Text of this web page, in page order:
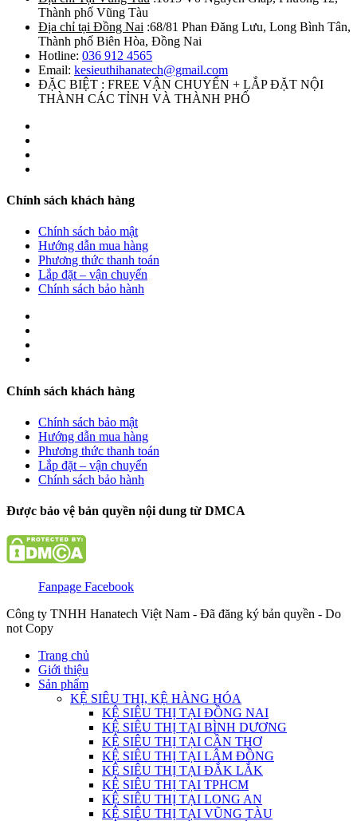
Thành phố Vũng Tàu
Địa chỉ tại Đồng Nai :68/81 Phan Đăng Lưu, Long Bình Tân,
Thành phố Biên Hòa, Đồng Nai
Hotline: 036 912 4565
Email: kesieuthihanatech@gmail.com
ĐẶC BIỆT : FREE VẬN CHUYỂN + LẮP ĐẶT NỘI
THÀNH CÁC TỈNH VÀ THÀNH PHỐ
Chính sách khách hàng
Chính sách bảo mật
Hướng dẫn mua hàng
Phương thức thanh toán
Lắp đặt – vận chuyển
Chính sách bảo hành
Chính sách khách hàng
Chính sách bảo mật
Hướng dẫn mua hàng
Phương thức thanh toán
Lắp đặt – vận chuyển
Chính sách bảo hành
Được bảo vệ bản quyền nội dung từ DMCA
Fanpage Facebook
Công ty TNHH Hanatech Việt Nam - Đã đăng ký bản quyền - Do
not Copy
Trang chủ
Giới thiệu
Sản phẩm
KỆ SIÊU THỊ, KỆ HÀNG HÓA
KỆ SIÊU THỊ TẠI ĐỒNG NAI
KỆ SIÊU THỊ TẠI BÌNH DƯƠNG
KỆ SIÊU THỊ TẠI CẦN THƠ
KỆ SIÊU THỊ TẠI LÂM ĐỒNG
KỆ SIÊU THỊ TẠI ĐẮK LẮK
KỆ SIÊU THỊ TẠI TPHCM
KỆ SIÊU THỊ TẠI LONG AN
KỆ SIÊU THỊ TẠI VŨNG TÀU